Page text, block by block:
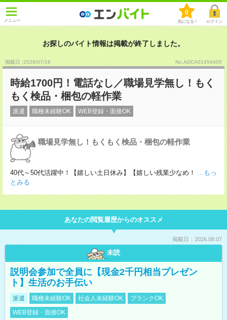
メニュー
0
気になる！ ログイン
お探しのバイト情報は掲載が終了しました。
掲載日 :2026/07/16 No.ADCA01454405
時給1700円！電話なし／職場見学無し！もく
もく検品・梱包の軽作業
派遣 職種未経験OK WEB登録・面接OK
職場見学無し！もくもく検品・梱包の軽作業
40代～50代活躍中！【嬉しい土日休み】【嬉しい残業少なめ！
...もっ
とみる
あなたの閲覧履歴からのオススメ
掲載日：2026.08.07
未読
説明会参加で全員に【現金2千円相当プレゼン
ト】生活のお手伝い
派遣 職種未経験OK 社会人未経験OK
ブランクOK
WEB登録・面接OK